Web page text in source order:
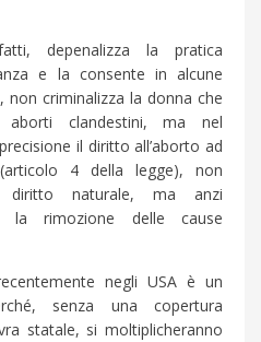
depenalizza la pratica
e la consente in alcune
non criminalizza la donna che
aborti clandestini, ma nel
il diritto all’aborto ad
4 della legge), non
diritto naturale, ma anzi
la rimozione delle cause
negli USA è un
senza una copertura
statale, si moltiplicheranno